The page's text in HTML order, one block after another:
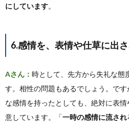
にしています。
6.感情を、表情や仕草に出
Aさん： 時として、先方から失礼な態
す。相性の問題もあるでしょう。で
な感情を持ったとしても、絶対に表
意しています。「一時の感情に流さ